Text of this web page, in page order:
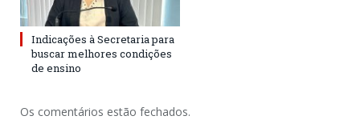
Indicações à Secretaria para
buscar melhores condições
de ensino
Os comentários estão fechados.